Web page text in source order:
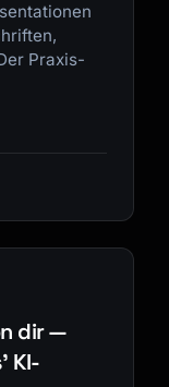
Praxis-
dir —
KI-